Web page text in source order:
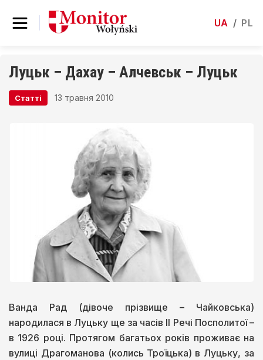
UA / PL
Луцьк – Дахау – Алчевськ – Луцьк
Статті 13 травня 2010
Ванда Рад (дівоче прізвище – Чайковська)
народилася в Луцьку ще за часів ІІ Речі Посполитої –
в 1926 році. Протягом багатьох років проживає на
вулиці Драгоманова (колись Троїцька) в Луцьку, за